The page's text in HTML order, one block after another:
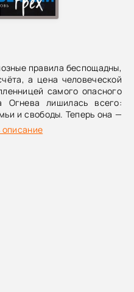
правила беспощадны,
а цена человеческой
самого опасного
Огнева лишилась всего:
и свободы. Теперь она —
главы клана
имя держит в страхе весь
насквозь. Он присваивает
обращаясь с ней, как с
лжи и истины,
пройти путь, который
до основания.
описание